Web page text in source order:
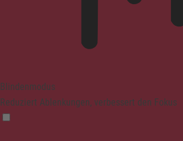
Blindenmodus
Reduziert Ablenkungen, verbessert den Fokus